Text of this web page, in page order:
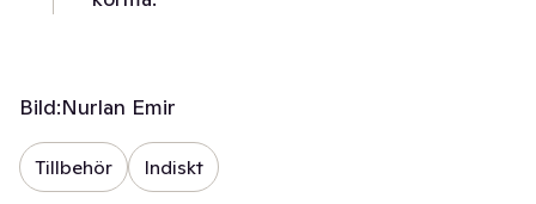
Bild:Nurlan Emir
Tillbehör Indiskt